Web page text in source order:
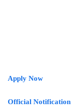
Apply Now
Official Notification